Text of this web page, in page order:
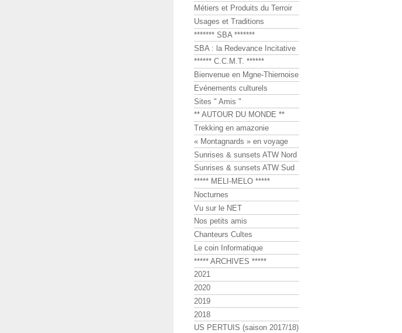
Métiers et Produits du Terroir
Usages et Traditions
******* SBA *******
SBA : la Redevance Incitative
****** C.C.M.T. ******
Bienvenue en Mgne-Thiernoise
Evénements culturels
Sites " Amis "
** AUTOUR DU MONDE **
Trekking en amazonie
« Montagnards » en voyage
Sunrises & sunsets ATW Nord
Sunrises & sunsets ATW Sud
***** MELI-MELO *****
Nocturnes
Vu sur le NET
Nos petits amis
Chanteurs Cultes
Le coin Informatique
***** ARCHIVES *****
2021
2020
2019
2018
US PERTUIS (saison 2017/18)